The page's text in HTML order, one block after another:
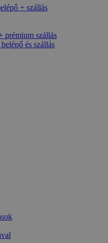
+ szállás
prémium szállás
és szállás